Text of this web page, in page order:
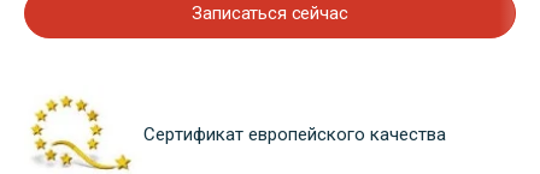
Записаться сейчас
Сертификат европейского качества